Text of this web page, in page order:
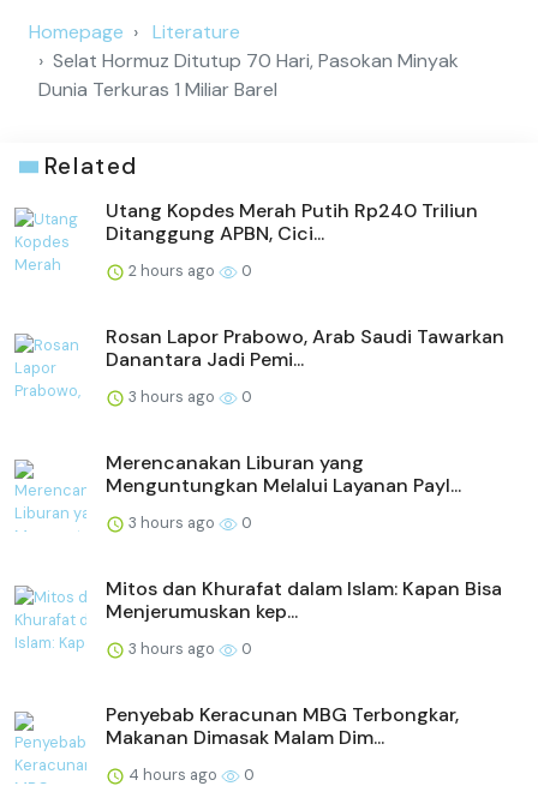
Homepage
Literature
Selat Hormuz Ditutup 70 Hari, Pasokan Minyak
Dunia Terkuras 1 Miliar Barel
Related
Utang Kopdes Merah Putih Rp240 Triliun
Ditanggung APBN, Cici...
2 hours ago 0
Rosan Lapor Prabowo, Arab Saudi Tawarkan
Danantara Jadi Pemi...
3 hours ago 0
Merencanakan Liburan yang
Menguntungkan Melalui Layanan Payl...
3 hours ago 0
Mitos dan Khurafat dalam Islam: Kapan Bisa
Menjerumuskan kep...
3 hours ago 0
Penyebab Keracunan MBG Terbongkar,
Makanan Dimasak Malam Dim...
4 hours ago 0